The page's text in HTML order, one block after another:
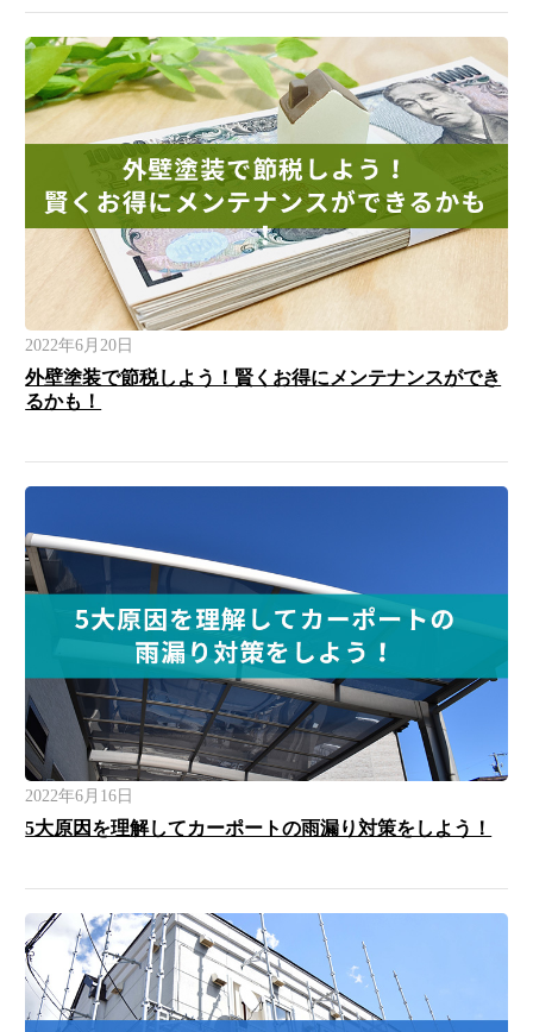
2022年6月20日
外壁塗装で節税しよう！賢くお得にメンテナンスができ
るかも！
2022年6月16日
5大原因を理解してカーポートの雨漏り対策をしよう！